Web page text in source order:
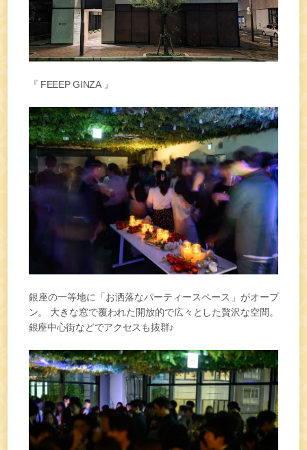
『 FEEEP GINZA 』
銀座の一等地に「お洒落なパーティースペース」がオープ
ン。 大きな窓で覆われた開放的で広々とした贅沢な空間。
銀座中心街などでアクセスも抜群♪